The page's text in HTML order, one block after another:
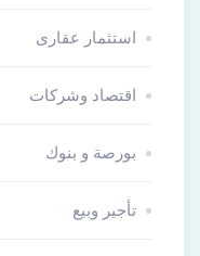
استثمار عقارى
اقتصاد وشركات
بورصة و بنوك
تأجير وبيع